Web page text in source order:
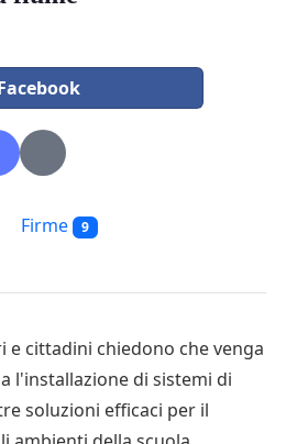
Firme 9
cittadini chiedono che venga
l'installazione di sistemi di
soluzioni efficaci per il